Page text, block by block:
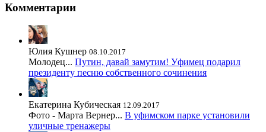
Комментарии
Юлия Кушнер 08.10.2017
Молодец... Путин, давай замутим! Уфимец подарил
президенту песню собственного сочинения
Екатерина Кубическая 12.09.2017
Фото - Марта Вернер... В уфимском парке установили
уличные тренажеры